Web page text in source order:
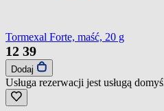
Tormexal Forte, maść, 20 g
12 39
Dodaj
Usługa rezerwacji jest usługą